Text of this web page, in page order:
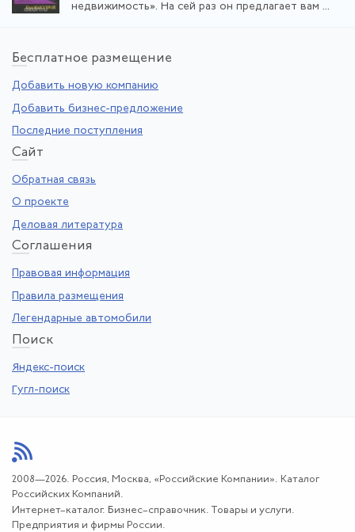
недвижимость». На сей раз он предлагает вам ...
Бесплатное размещение
Добавить новую компанию
Добавить бизнес-предложение
Последние поступления
Сайт
Обратная связь
О проекте
Деловая литература
Соглашения
Правовая информация
Правила размещения
Легендарные автомобили
Поиск
Яндекс-поиск
Гугл-поиск
2008—2026. Россия, Москва, «Российские Компании». Каталог
Российских Компаний.
Интернет–каталог. Бизнес–справочник. Товары и услуги.
Предприятия и фирмы России.